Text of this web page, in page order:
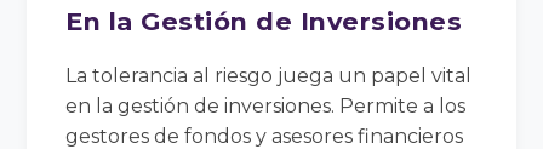
En la Gestión de Inversiones
La tolerancia al riesgo juega un papel vital
en la gestión de inversiones. Permite a los
gestores de fondos y asesores financieros